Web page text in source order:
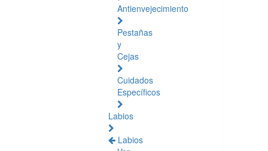
Antienvejecimiento
Pestañas
y
Cejas
Cuidados
Específicos
Labios
Labios